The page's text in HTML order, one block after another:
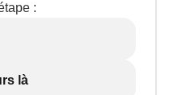
:
là